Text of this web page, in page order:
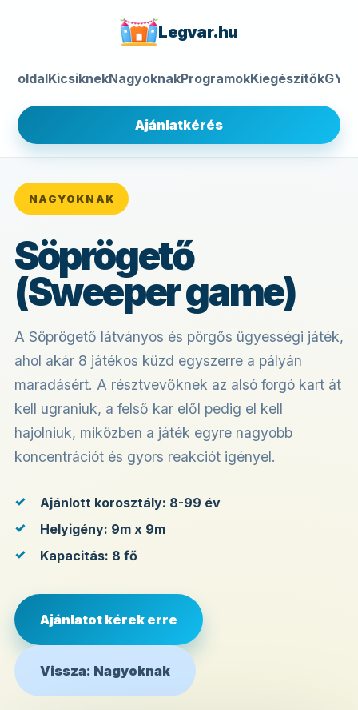
Legvar.hu
FőoldalKicsiknekNagyoknakProgramokKiegészítőkGYIK
Ajánlatkérés
NAGYOKNAK
Söprögető
(Sweeper game)
A Söprögető látványos és pörgős ügyességi játék,
ahol akár 8 játékos küzd egyszerre a pályán
maradásért. A résztvevőknek az alsó forgó kart át
kell ugraniuk, a felső kar elől pedig el kell
hajolniuk, miközben a játék egyre nagyobb
koncentrációt és gyors reakciót igényel.
Ajánlott korosztály: 8-99 év
Helyigény: 9m x 9m
Kapacitás: 8 fő
Ajánlatot kérek erre
Vissza: Nagyoknak